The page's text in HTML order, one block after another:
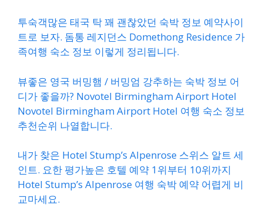
투숙객많은 태국 탁 꽤 괜찮았던 숙박 정보 예약사이
트로 보자. 돔통 레지던스 Domethong Residence 가
족여행 숙소 정보 이렇게 정리됩니다.
뷰좋은 영국 버밍햄 / 버밍엄 강추하는 숙박 정보 어
디가 좋을까? Novotel Birmingham Airport Hotel
Novotel Birmingham Airport Hotel 여행 숙소 정보
추천순위 나열합니다.
내가 찾은 Hotel Stump’s Alpenrose 스위스 알트 세
인트. 요한 평가높은 호텔 예약 1위부터 10위까지
Hotel Stump’s Alpenrose 여행 숙박 예약 어렵게 비
교마세요.